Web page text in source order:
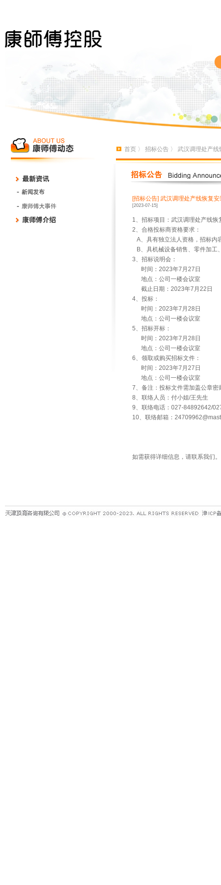
首页 〉 招标公告 〉 武汉调理处产
[招标公告] 武汉调理处产线恢复
[2023-07-15]
1、招标项目：武汉调理处产线
2、合格投标商资格要求：
A、具有独立法人资格，招标内
B、具机械设备销售、零件加工
3、招标说明会：
时间：2023年7月27日
地点：公司一楼会议室
截止日期：2023年7月22日
4、投标：
时间：2023年7月28日
地点：公司一楼会议室
5、招标开标：
时间：2023年7月28日
地点：公司一楼会议室
6、领取或购买招标文件：
时间：2023年7月27日
地点：公司一楼会议室
7、备注：投标文件需加盖公章
8、联络人员：付小姐/王先生
9、联络电话：027-84892642/
10、联络邮箱：
如需获得详细信息，请联系我们。